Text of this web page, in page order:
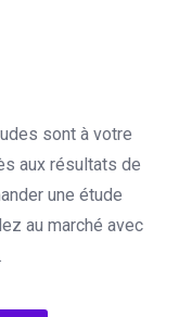
sont à votre
aux résultats de
une étude
au marché avec